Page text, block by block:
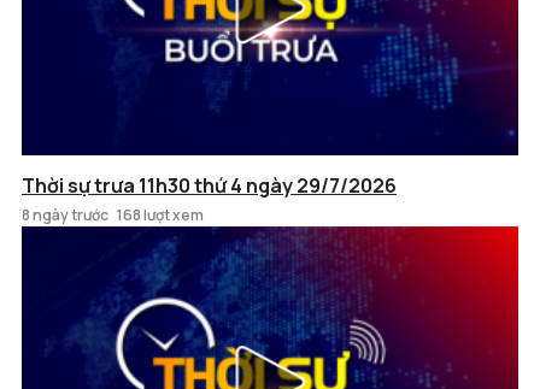
Thời sự trưa 11h30 thứ 4 ngày 29/7/2026
8 ngày trước 168 lượt xem